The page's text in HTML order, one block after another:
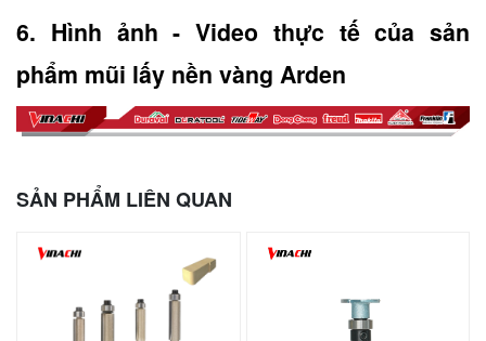
6. Hình ảnh - Video thực tế của sản
phẩm mũi lấy nền vàng Arden
SẢN PHẨM LIÊN QUAN